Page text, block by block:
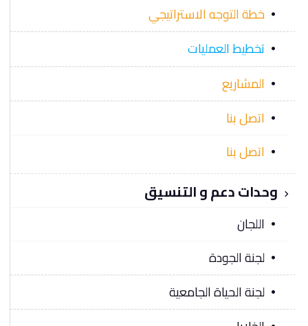
خطة التوجه الاستراتيجي
تخطيط العمليات
المشاريع
اتصل بنا
اتصل بنا
وحدات دعم و التنسيق
اللجان
لجنة الجودة
لجنة الحياة الجامعية